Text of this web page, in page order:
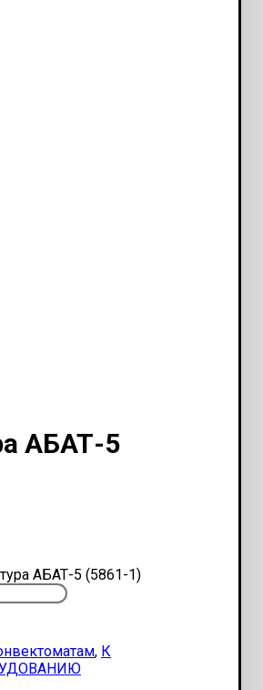
АБАТ-5
АБАТ-5 (5861-1)
, К